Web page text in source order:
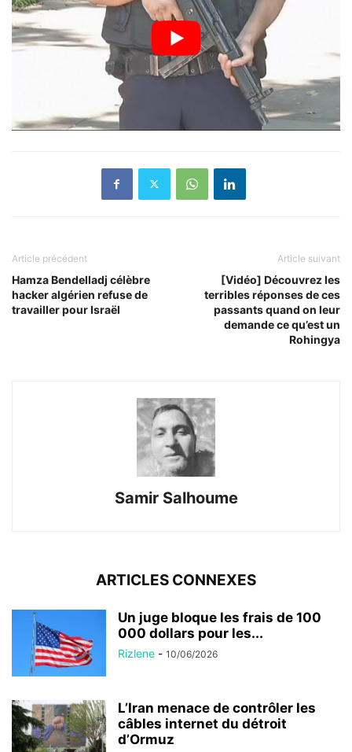
Article précédent
Hamza Bendelladj célèbre
hacker algérien refuse de
travailler pour Israël
Article suivant
[Vidéo] Découvrez les
terribles réponses de ces
passants quand on leur
demande ce qu’est un
Rohingya
Samir Salhoume
ARTICLES CONNEXES
Un juge bloque les frais de 100
000 dollars pour les...
Rizlene - 10/06/2026
L’Iran menace de contrôler les
câbles internet du détroit
d’Ormuz